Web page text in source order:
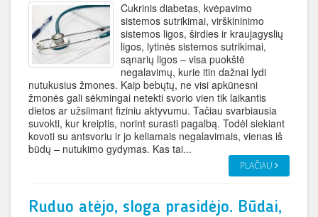
Cukrinis diabetas, kvėpavimo
sistemos sutrikimai, virškininimo
sistemos ligos, širdies ir kraujagyslių
ligos, lytinės sistemos sutrikimai,
sąnarių ligos – visa puokštė
negalavimų, kurie itin dažnai lydi
nutukusius žmones. Kaip bebųtų, ne visi apkūnesni
žmonės gali sėkmingai netekti svorio vien tik laikantis
dietos ar užsiimant fiziniu aktyvumu. Tačiau svarbiausia
suvokti, kur kreiptis, norint surasti pagalbą. Todėl siekiant
kovoti su antsvoriu ir jo keliamais negalavimais, vienas iš
būdų – nutukimo gydymas. Kas tai...
PLAČIAU
Ruduo atėjo, sloga prasidėjo. Būdai,